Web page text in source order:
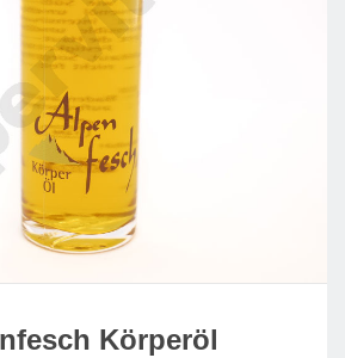
Körperöl